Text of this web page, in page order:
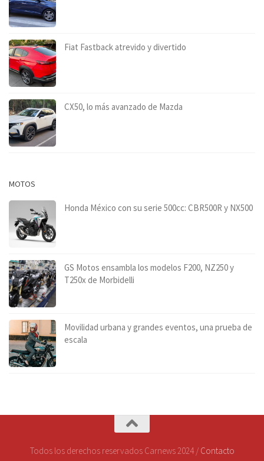
Fiat Fastback atrevido y divertido
CX50, lo más avanzado de Mazda
MOTOS
Honda México con su serie 500cc: CBR500R y NX500
GS Motos ensambla los modelos F200, NZ250 y
T250x de Morbidelli
Movilidad urbana y grandes eventos, una prueba de
escala
Todos los derechos reservados Carnews 2024 / Contacto